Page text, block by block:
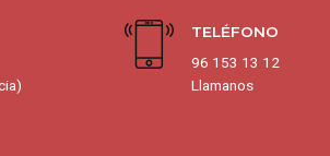
TELÉFONO
96 153 13 12
Llamanos